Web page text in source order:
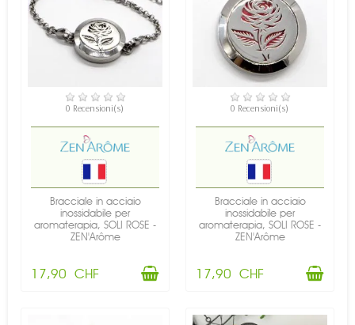
DISPONIBILE
0 Recensioni(s)
Bracciale in acciaio
inossidabile per
aromaterapia, SOLI ROSE -
ZEN'Arôme
17,90 CHF
DISPONIBILE
0 Recensioni(s)
Bracciale in acciaio
inossidabile per
aromaterapia, SOLI ROSE -
ZEN'Arôme
17,90 CHF